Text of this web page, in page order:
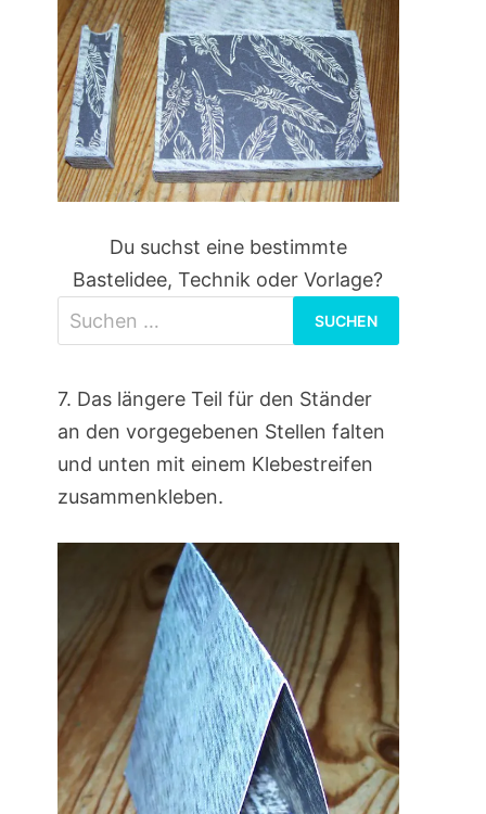
Du suchst eine bestimmte
Bastelidee, Technik oder Vorlage?
nach:
7. Das längere Teil für den Ständer
an den vorgegebenen Stellen falten
und unten mit einem Klebestreifen
zusammenkleben.